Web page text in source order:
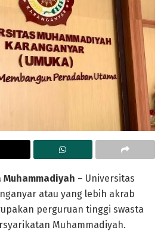
Muhammadiyah – Universitas
atau yang lebih akrab
perguruan tinggi swasta
Muhammadiyah.